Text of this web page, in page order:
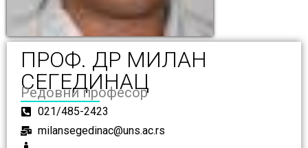
ПРОФ. ДР МИЛАН
СЕГЕДИНАЦ
Редовни професор
021/485-2423
milansegedinac@uns.ac.rs